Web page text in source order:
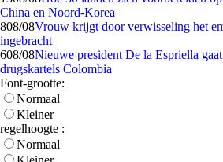
China en Noord-Korea
808/08Vrouw krijgt door verwisseling het
ingebracht
608/08Nieuwe president De la Espriella
drugskartels Colombia
Font-grootte:
Normaal
Kleiner
regelhoogte :
Normaal